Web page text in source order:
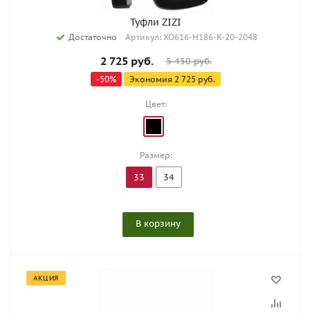
Туфли ZIZI
Достаточно Артикул: XO616-H186-K-20-2048
2 725руб. 5 450руб.
-50% Экономия 2 725 руб.
Цвет:
Размер:
33 34
В корзину
АКЦИЯ